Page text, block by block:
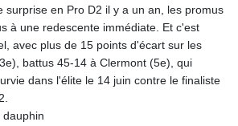
surprise en Pro D2 il y a un an, les promus
à une redescente immédiate. Et c'est
avec plus de 15 points d'écart sur les
battus 45-14 à Clermont (5e), qui
dans l'élite le 14 juin contre le finaliste
dauphin